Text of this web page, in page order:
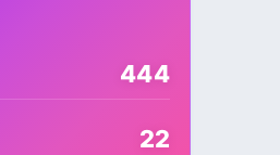
444
22